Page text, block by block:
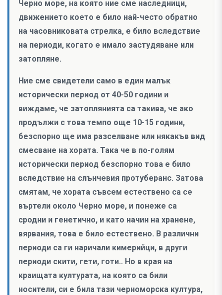
Черно море, на която ние сме наследници,
движението което е било най-често обратно
на часовниковата стрелка, е било вследствие
на периоди, когато е имало застудяване или
затопляне.
Ние сме свидетели само в един малък
исторически период от 40-50 години и
виждаме, че затоплянията са такива, че ако
продължи с това темпо още 10-15 години,
безспорно ще има разселване или някакъв вид
смесване на хората. Така че в по-голям
исторически период безспорно това е било
вследствие на слънчевия протуберанс. Затова
смятам, че хората съвсем естествено са се
въртели около Черно море, и понеже са
сродни и генетично, и като начин на хранене,
вярвания, това е било естествено. В различни
периоди са ги наричали кимерийци, в други
периоди скити, гети, готи.. Но в края на
краищата културата, на която са били
носители, си е била тази черноморска култура,